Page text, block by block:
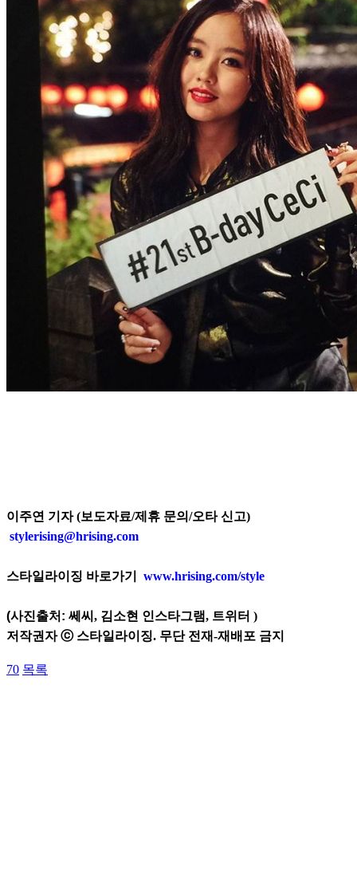
이주연 기자 (보도자료/제휴 문의/오타 신고)
stylerising@hrising.com
스타일라이징 바로가기 www.hrising.com/style
(사진출처: 쎄씨, 김소현 인스타그램, 트위터 )
저작권자 ⓒ 스타일라이징. 무단 전재-재배포 금지
70 목록